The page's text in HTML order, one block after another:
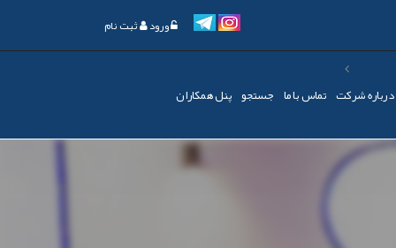
ورود ثبت نام
درباره شرکت تماس با ما جستجو پنل همکاران